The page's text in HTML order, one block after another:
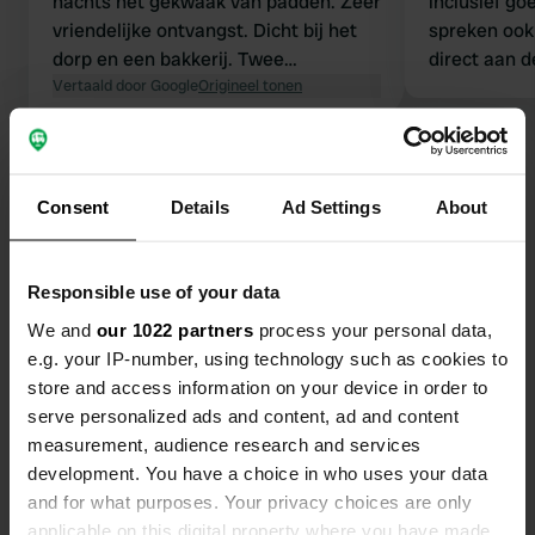
Consent Details Ad Settings About
Responsible use of your data
We and our 1022 partners process your personal data,
e.g. your IP-number, using technology such as cookies to
store and access information on your device in order to
serve personalized ads and content, ad and content
measurement, audience research and services
development. You have a choice in who uses your data
and for what purposes. Your privacy choices are only
applicable on this digital property where you have made
vriendelijke ontvangst. Dicht bij het
dorp en een bakkerij. Twee
supermarkten op loopafstand.
Honden zijn welkom. Schone en goed
Vertaald door GoogleOrigineel tonen
spreken
direct aan
modder!!
tussen de
aanvragen
Contact
Locatie
Rue des Promenades 4